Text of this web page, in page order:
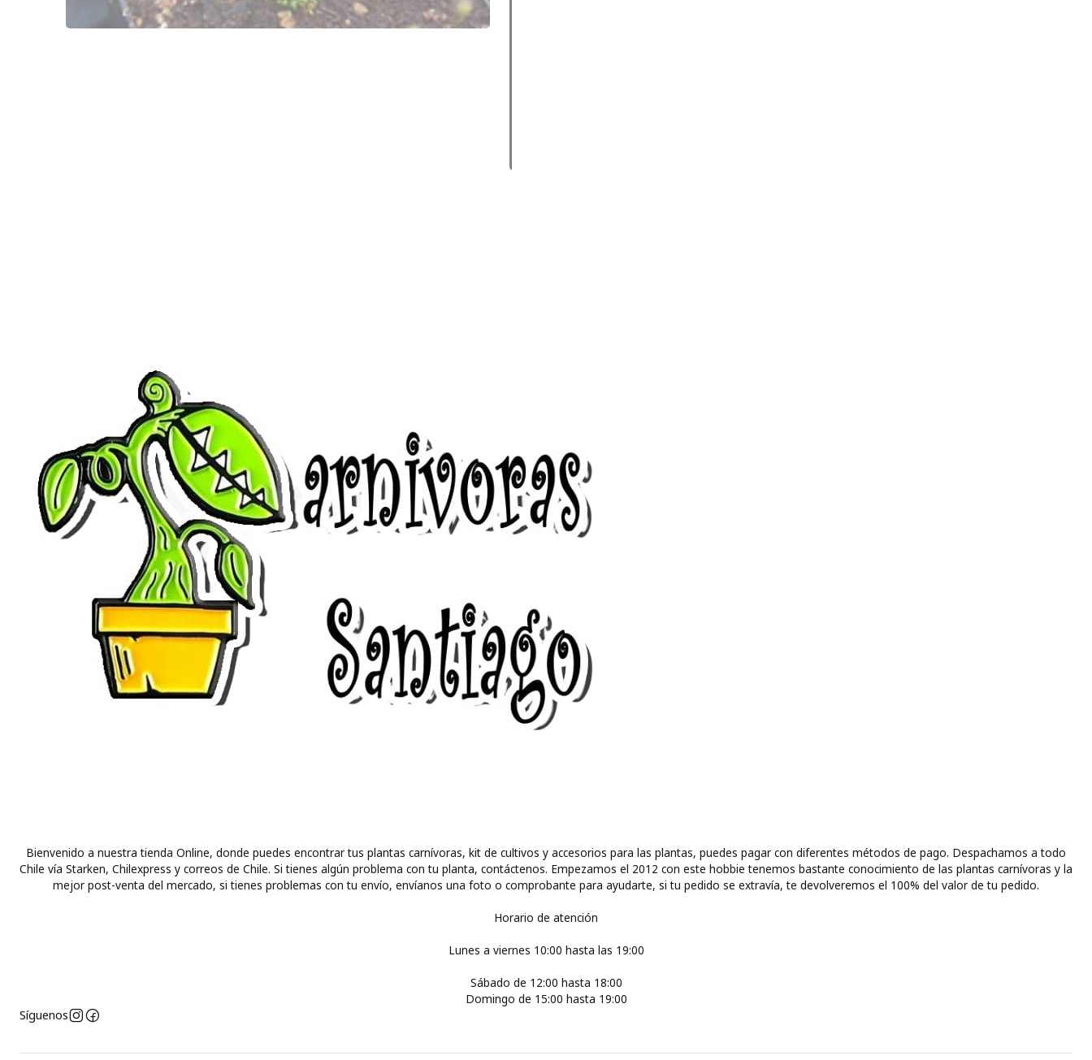
Bienvenido a nuestra tienda Online, donde puedes encontrar tus plantas carnívoras, kit de cultivos y accesorios para las plantas, puedes pagar con diferentes métodos de pago. Despachamos a todo
Chile vía Starken, Chilexpress y correos de Chile. Si tienes algún problema con tu planta, contáctenos. Empezamos el 2012 con este hobbie tenemos bastante conocimiento de las plantas carnívoras y la
mejor post-venta del mercado, si tienes problemas con tu envío, envíanos una foto o comprobante para ayudarte, si tu pedido se extravía, te devolveremos el 100% del valor de tu pedido.
Horario de atención
Lunes a viernes 10:00 hasta las 19:00
Sábado de 12:00 hasta 18:00
Domingo de 15:00 hasta 19:00
Síguenos